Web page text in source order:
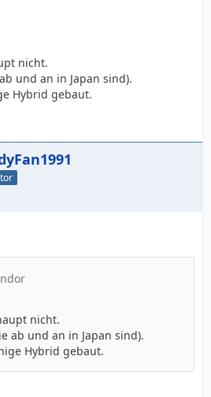
nicht.
und an in Japan sind).
Hybrid gebaut.
nicht.
ab und an in Japan sind).
Hybrid gebaut.